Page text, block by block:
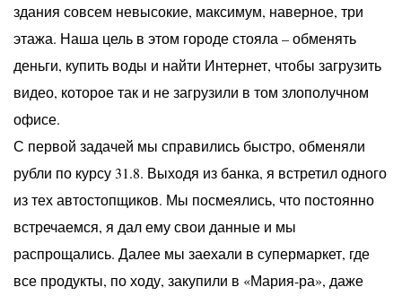
здания совсем невысокие, максимум, наверное, три
этажа. Наша цель в этом городе стояла – обменять
деньги, купить воды и найти Интернет, чтобы загрузить
видео, которое так и не загрузили в том злополучном
офисе.
С первой задачей мы справились быстро, обменяли
рубли по курсу 31.8. Выходя из банка, я встретил одного
из тех автостопщиков. Мы посмеялись, что постоянно
встречаемся, я дал ему свои данные и мы
распрощались. Далее мы заехали в супермаркет, где
все продукты, по ходу, закупили в «Мария-ра», даже